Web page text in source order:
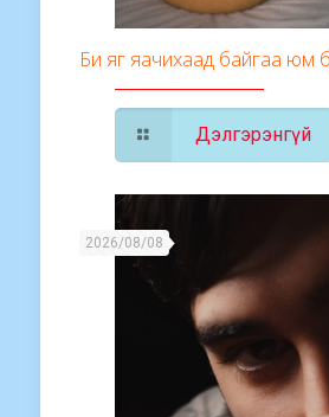
Би яг яачихаад байгаа юм
Дэлгэрэнгүй
2026/08/08